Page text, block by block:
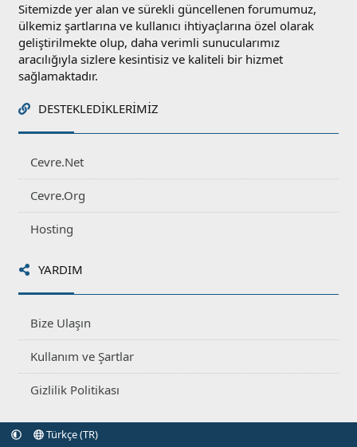
Sitemizde yer alan ve sürekli güncellenen forumumuz,
ülkemiz şartlarına ve kullanıcı ihtiyaçlarına özel olarak
geliştirilmekte olup, daha verimli sunucularımız
aracılığıyla sizlere kesintisiz ve kaliteli bir hizmet
sağlamaktadır.
DESTEKLEDIKLERIMIZ
Cevre.Net
Cevre.Org
Hosting
YARDIM
Bize Ulaşın
Kullanım ve Şartlar
Gizlilik Politikası
Türkçe (TR)